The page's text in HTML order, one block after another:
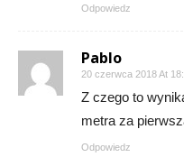
Odpowiedz
Pablo
20 czerwca 2018 At
Z czego to
metra za
Odpowiedz